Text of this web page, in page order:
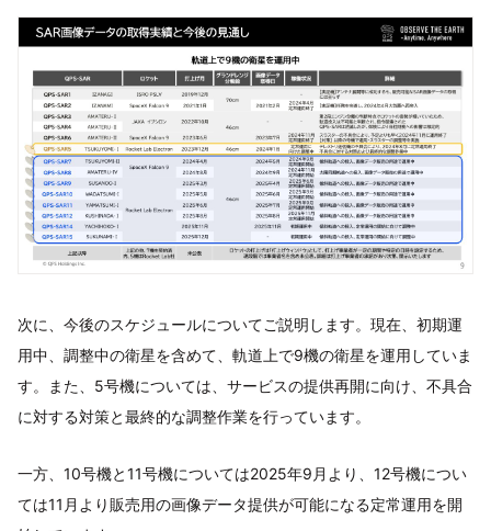
次に、今後のスケジュールについてご説明します。現在、初期運
用中、調整中の衛星を含めて、軌道上で9機の衛星を運用していま
す。また、5号機については、サービスの提供再開に向け、不具合
に対する対策と最終的な調整作業を行っています。
一方、10号機と11号機については2025年9月より、12号機につい
ては11月より販売用の画像データ提供が可能になる定常運用を開